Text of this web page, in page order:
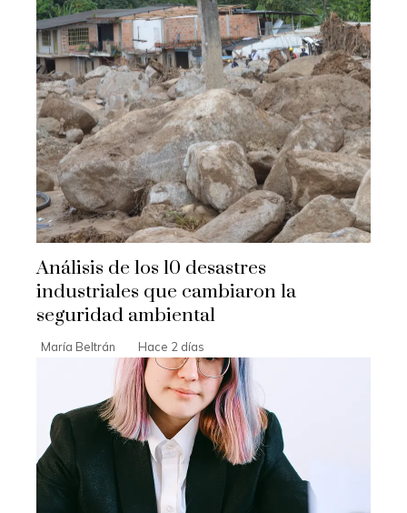
Análisis de los 10 desastres
industriales que cambiaron la
seguridad ambiental
María Beltrán Hace 2 días